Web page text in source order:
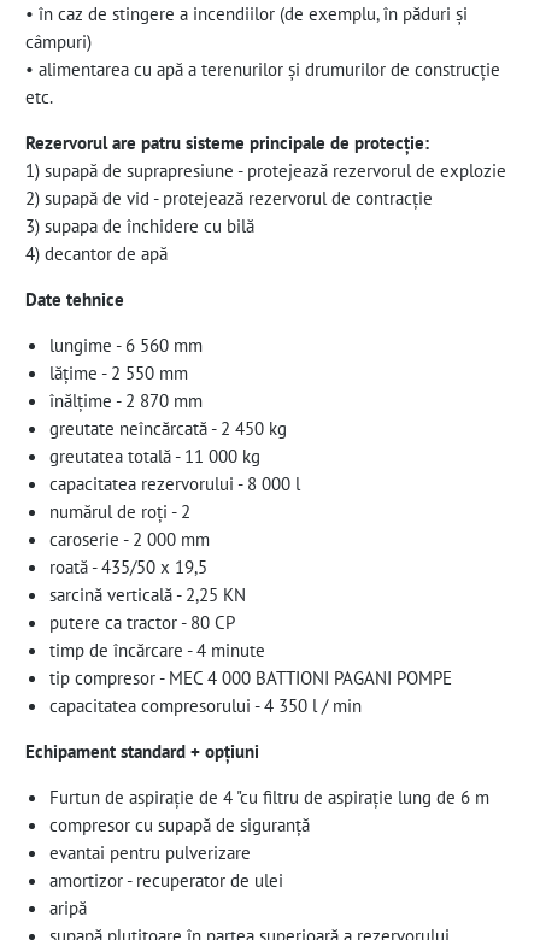
• în caz de stingere a incendiilor (de exemplu, în păduri și
câmpuri)
• alimentarea cu apă a terenurilor și drumurilor de construcție
etc.
Rezervorul are patru sisteme principale de protecție:
1) supapă de suprapresiune - protejează rezervorul de explozie
2) supapă de vid - protejează rezervorul de contracție
3) supapa de închidere cu bilă
4) decantor de apă
Date tehnice
lungime - 6 560 mm
lățime - 2 550 mm
înălțime - 2 870 mm
greutate neîncărcată - 2 450 kg
greutatea totală - 11 000 kg
capacitatea rezervorului - 8 000 l
numărul de roți - 2
caroserie - 2 000 mm
roată - 435/50 x 19,5
sarcină verticală - 2,25 KN
putere ca tractor - 80 CP
timp de încărcare - 4 minute
tip compresor - MEC 4 000 BATTIONI PAGANI POMPE
capacitatea compresorului - 4 350 l / min
Echipament standard + opțiuni
Furtun de aspirație de 4 "cu filtru de aspirație lung de 6 m
compresor cu supapă de siguranță
evantai pentru pulverizare
amortizor - recuperator de ulei
aripă